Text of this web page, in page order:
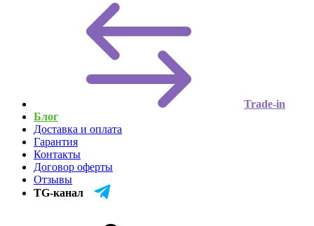
Trade-in
Блог
Доставка и оплата
Гарантия
Контакты
Договор оферты
Отзывы
TG-канал